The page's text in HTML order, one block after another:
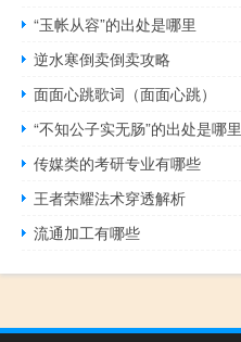
“玉帐从容”的出处是哪里
逆水寒倒卖倒卖攻略
面面心跳歌词（面面心跳）
“不知公子实无肠”的出处是哪里
传媒类的考研专业有哪些
王者荣耀法术穿透解析
流通加工有哪些